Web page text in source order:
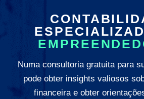
Numa consultoria gratuita para
pode obter insights valiosos
financeira e obter